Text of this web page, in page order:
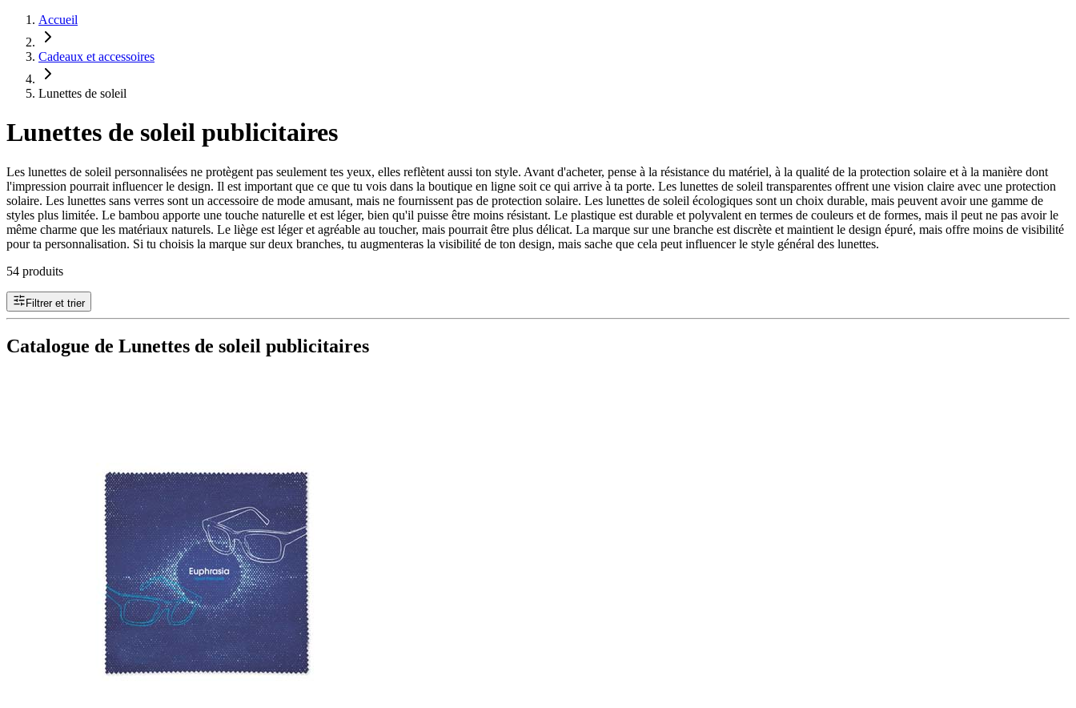
Accueil
Cadeaux et accessoires
Lunettes de soleil
Lunettes de soleil publicitaires
Les lunettes de soleil personnalisées ne protègent pas seulement tes yeux, elles reflètent aussi ton style. Avant d'acheter, pense à la résistance du matériel, à la qualité de la protection solaire et à la manière dont
l'impression pourrait influencer le design. Il est important que ce que tu vois dans la boutique en ligne soit ce qui arrive à ta porte. Les lunettes de soleil transparentes offrent une vision claire avec une protection
solaire. Les lunettes sans verres sont un accessoire de mode amusant, mais ne fournissent pas de protection solaire. Les lunettes de soleil écologiques sont un choix durable, mais peuvent avoir une gamme de
styles plus limitée. Le bambou apporte une touche naturelle et est léger, bien qu'il puisse être moins résistant. Le plastique est durable et polyvalent en termes de couleurs et de formes, mais il peut ne pas avoir le
même charme que les matériaux naturels. Le liège est léger et agréable au toucher, mais pourrait être plus délicat. La marque sur une branche est discrète et maintient le design épuré, mais offre moins de visibilité
pour ta personnalisation. Si tu choisis la marque sur deux branches, tu augmenteras la visibilité de ton design, mais sache que cela peut influencer le style général des lunettes.
54 produits
Filtrer et trier
Catalogue de Lunettes de soleil publicitaires